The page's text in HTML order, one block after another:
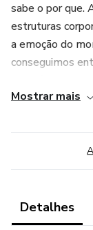
sabe o por que.
estruturas
a emoção do
conseguimos
essa estrutura
Mas você sabe
TE DOU A
ENSINA
Mostrar mais
Detalhes